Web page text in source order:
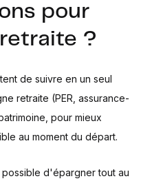
pour
?
de suivre en un seul
retraite (PER, assurance-
pour mieux
au moment du départ.
d'épargner tout au